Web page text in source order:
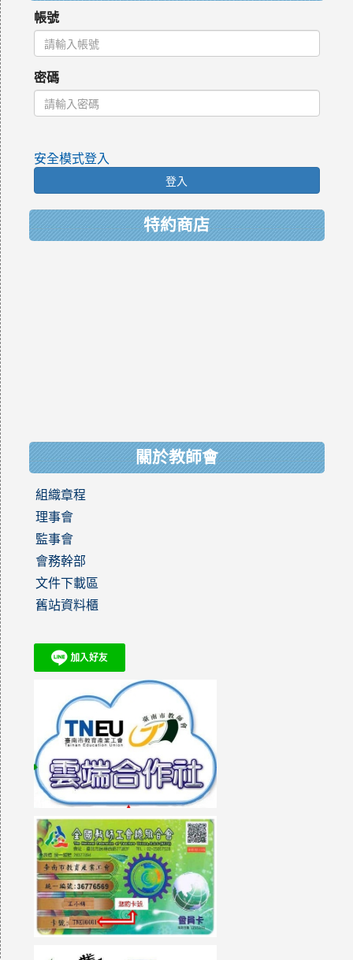
帳號
密碼
安全模式登入
登入
特約商店
關於教師會
組織章程
理事會
監事會
會務幹部
文件下載區
舊站資料櫃